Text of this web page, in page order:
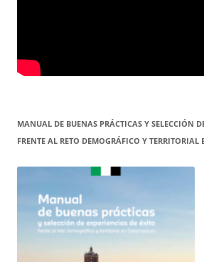
MANUAL DE BUENAS PRÁCTICAS Y SELECCIÓN
FRENTE AL RETO DEMOGRÁFICO Y TERRITORIAL